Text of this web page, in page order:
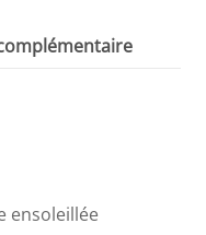
ensoleillée